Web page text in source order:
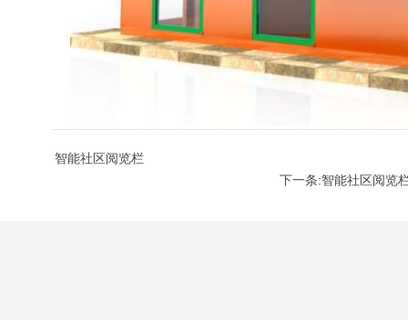
智能社区阅览栏
下一条:智能社区阅览